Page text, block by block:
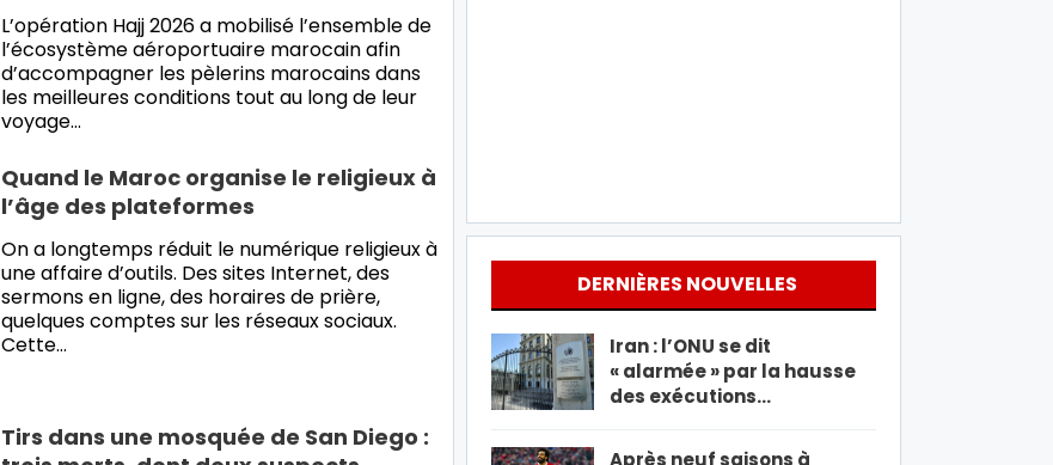
L’opération Hajj 2026 a mobilisé l’ensemble de
l’écosystème aéroportuaire marocain afin
d’accompagner les pèlerins marocains dans
les meilleures conditions tout au long de leur
voyage…
Quand le Maroc organise le religieux à
l’âge des plateformes
On a longtemps réduit le numérique religieux à
une affaire d’outils. Des sites Internet, des
sermons en ligne, des horaires de prière,
quelques comptes sur les réseaux sociaux.
Cette…
Tirs dans une mosquée de San Diego :
DERNIÈRES NOUVELLES
Iran : l’ONU se dit
« alarmée » par la hausse
des exécutions…
Après neuf saisons à